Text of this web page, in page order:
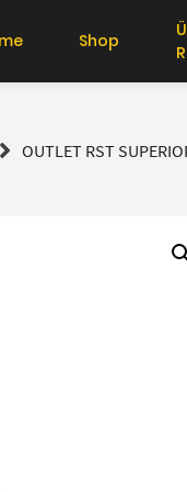
Shop
OUTLET RST